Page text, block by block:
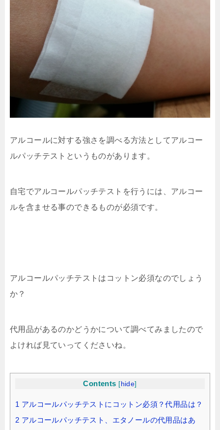
アルコールに対する強さを調べる方法としてアルコー
ルパッチテストというものがあります。
自宅でアルコールパッチテストを行うには、アルコー
ルを含ませる事のできるものが必須です。
アルコールパッチテストはコットン必須なのでしょう
か？
代用品があるのかどうかについて調べてみましたので
よければ見ていってくださいね。
Contents [ hide]
1 アルコールパッチテストにコットン必須？代用品は？
2 アルコールパッチテスト、エタノールの代用品はあ